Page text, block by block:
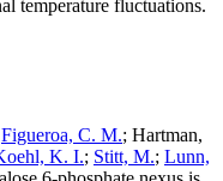
temperature fluctuations.
Figueroa, C. M.; Hartman,
K. I.; Stitt, M.; Lunn,